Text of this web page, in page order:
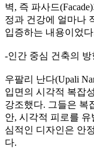
벽, 즉 파사드
정과 건강에 얼마나
입증하는 내용이었
-인간 중심 건축의
우팔리 난다(Upali
입면의 시각적 복잡
강조했다. 그들은 복
안, 시각적 피로를
심적인 디자인은 안
다.